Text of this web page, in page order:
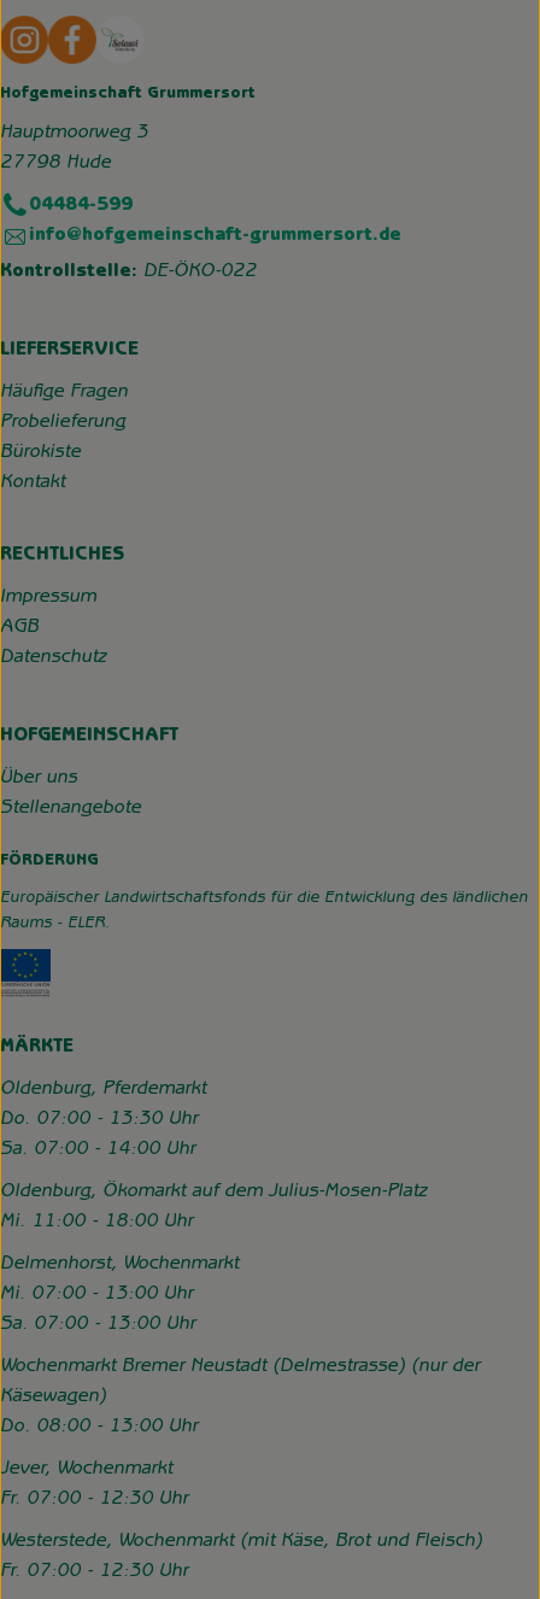
Externer Link zu https://www.instagram.com/
Hofgemeinschaft Grummersort
Hauptmoorweg 3
27798 Hude
04484-599
info@hofgemeinschaft-grummersort.de
Kontrollstelle: DE-ÖKO-022
LIEFERSERVICE
Häufige Fragen
Probelieferung
Bürokiste
Kontakt
RECHTLICHES
Impressum
AGB
Datenschutz
HOFGEMEINSCHAFT
Über uns
Stellenangebote
FÖRDERUNG
Europäischer Landwirtschaftsfonds für die Entwicklung des ländlichen
Raums - ELER.
MÄRKTE
Oldenburg, Pferdemarkt
Do. 07:00 - 13:30 Uhr
Sa. 07:00 - 14:00 Uhr
Oldenburg, Ökomarkt auf dem Julius-Mosen-Platz
Mi. 11:00 - 18:00 Uhr
Delmenhorst, Wochenmarkt
Mi. 07:00 - 13:00 Uhr
Sa. 07:00 - 13:00 Uhr
Wochenmarkt Bremer Neustadt (Delmestrasse) (nur der
Käsewagen)
Do. 08:00 - 13:00 Uhr
Jever, Wochenmarkt
Fr. 07:00 - 12:30 Uhr
Westerstede, Wochenmarkt (mit Käse, Brot und Fleisch)
Fr. 07:00 - 12:30 Uhr